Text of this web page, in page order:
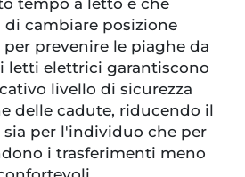
tempo a letto e che
di cambiare posizione
prevenire le piaghe da
letti elettrici garantiscono
livello di sicurezza
delle cadute, riducendo il
per l'individuo che per
i trasferimenti meno